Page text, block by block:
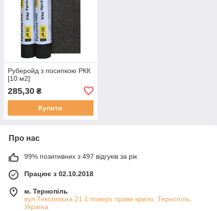
Руберойд з посипкою РКК
[10 м2]
285,30 ₴
Купити
Про нас
99% позитивних з 497 відгуків за рік
Працює з 02.10.2018
м. Тернопіль
вул.Текстильна,21 1 поверх праве крило, Тернопіль,
Україна